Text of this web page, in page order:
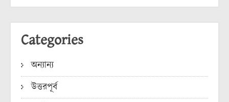
Categories
অন্যান্য
উত্তরপূর্ব